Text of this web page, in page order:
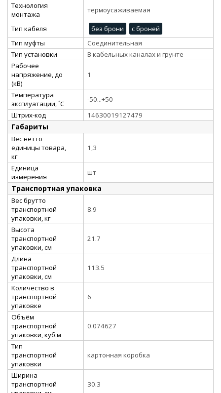
Технология
монтажа
термоусаживаемая
Тип кабеля без брони
с броней
Тип муфты
Соединительная
Тип установки
В кабельных каналах и грунте
Рабочее
напряжение, до
(кВ)
1
Температура
эксплуатации, ˚С
-50...+50
Штрих-код
14630019127479
Габариты
Вес нетто
единицы товара,
кг
1,3
Единица
измерения
шт
Транспортная упаковка
Вес брутто
транспортной
упаковки, кг
8.9
Высота
транспортной
упаковки, см
21.7
Длина
транспортной
упаковки, см
113.5
Количество в
транспортной
упаковке
6
Объём
транспортной
упаковки, куб.м
0.074627
Тип
транспортной
упаковки
картонная коробка
Ширина
транспортной
30.3